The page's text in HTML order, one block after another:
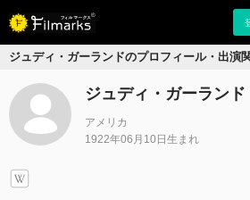
ジュディ・ガーランドのプロフィール・出演
ジュディ・ガーランド
アメリカ
1922年06月10日生まれ